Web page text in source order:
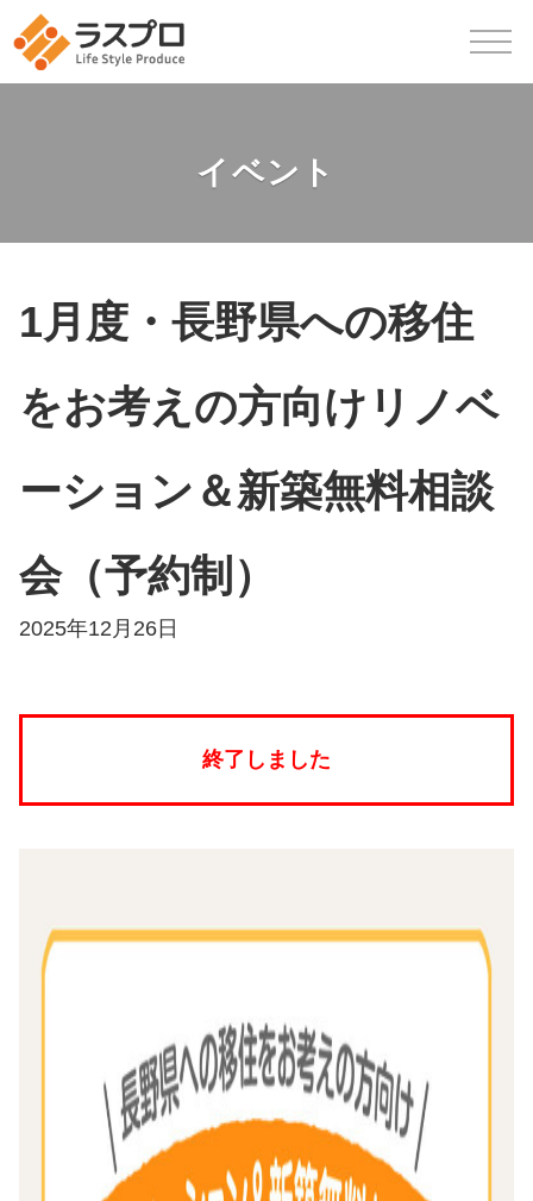
イベント
1月度・長野県への移住
をお考えの方向けリノベ
ーション＆新築無料相談
会（予約制）
2025年12月26日
終了しました